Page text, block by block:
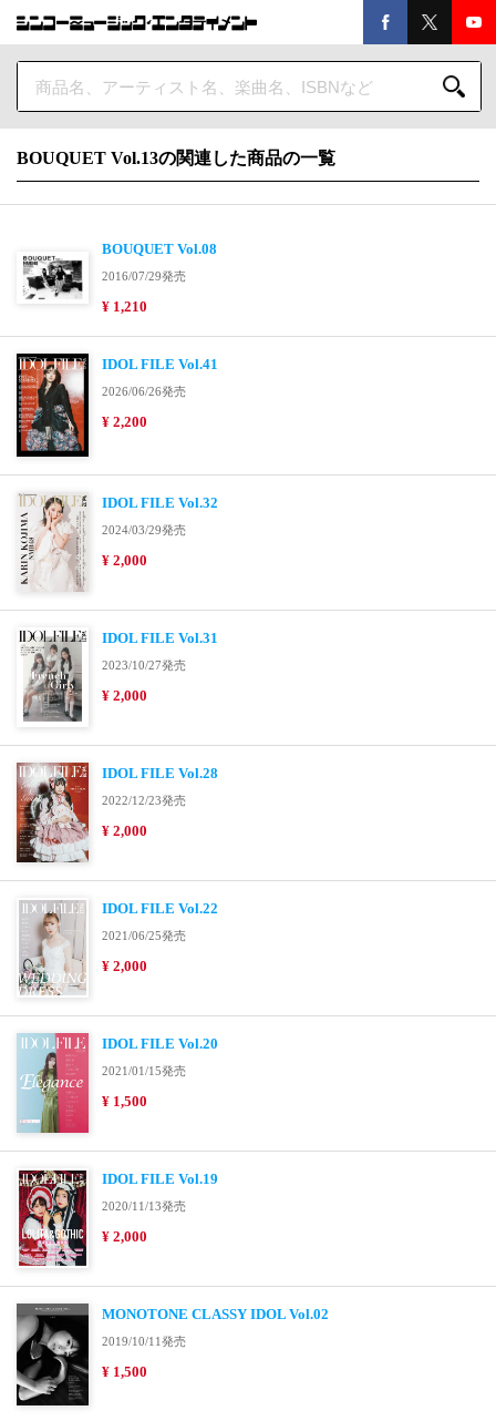
BOUQUET Vol.13の関連した商品の一覧
BOUQUET Vol.08
2016/07/29発売
¥ 1,210
IDOL FILE Vol.41
2026/06/26発売
¥ 2,200
IDOL FILE Vol.32
2024/03/29発売
¥ 2,000
IDOL FILE Vol.31
2023/10/27発売
¥ 2,000
IDOL FILE Vol.28
2022/12/23発売
¥ 2,000
IDOL FILE Vol.22
2021/06/25発売
¥ 2,000
IDOL FILE Vol.20
2021/01/15発売
¥ 1,500
IDOL FILE Vol.19
2020/11/13発売
¥ 2,000
MONOTONE CLASSY IDOL Vol.02
2019/10/11発売
¥ 1,500